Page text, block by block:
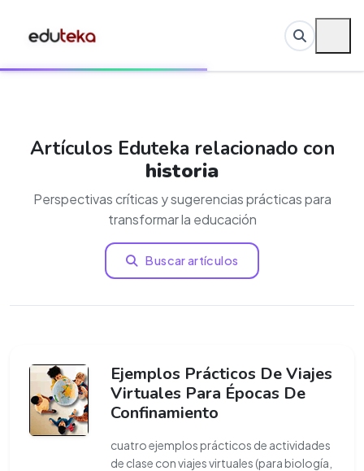
Artículos Eduteka relacionado con
historia
Perspectivas críticas y sugerencias prácticas para
transformar la educación
Buscar artículos
Ejemplos Prácticos De Viajes
Virtuales Para Épocas De
Confinamiento
cuatro ejemplos prácticos de actividades
de clase con viajes virtuales (para biología,